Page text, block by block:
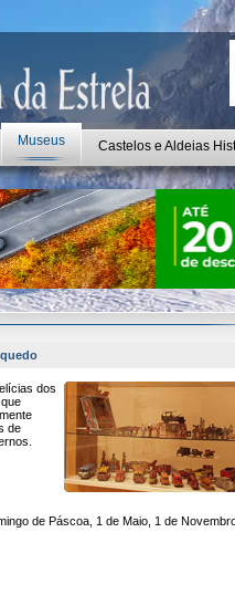
Museus Castelos e Aldeias
dos
de
de Páscoa, 1 de Maio, 1 de